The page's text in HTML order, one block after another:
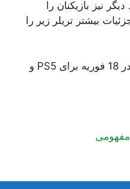
نیز بازیکنان را
بیشتر تریلر زیر را
در 18 فوریه برای PS5 و